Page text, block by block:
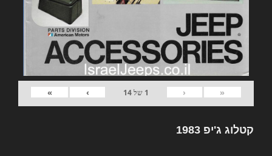
«
‹
1 של14
›
»
קטלוג ג'יפ 1983